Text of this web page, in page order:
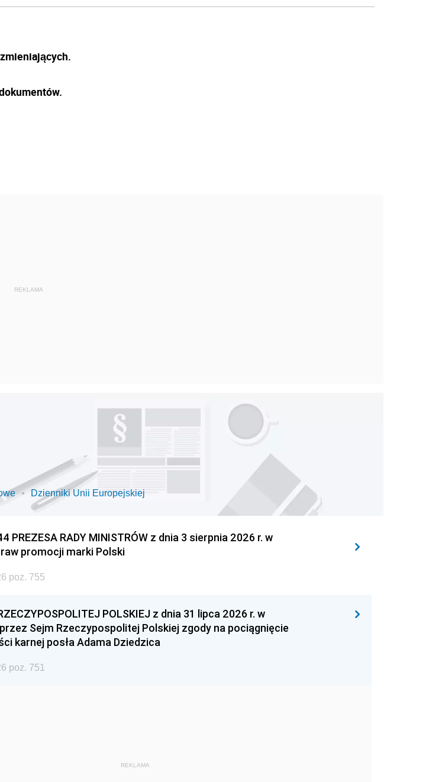
Dzienniki Unii Europejskiej
PREZESA RADY MINISTRÓW z dnia 3 sierpnia 2026 r. w
promocji marki Polski
poz. 755
POLSKIEJ z dnia 31 lipca 2026 r. w
Sejm Rzeczypospolitej Polskiej zgody na pociągnięcie
karnej posła Adama Dziedzica
poz. 751
REKLAMA